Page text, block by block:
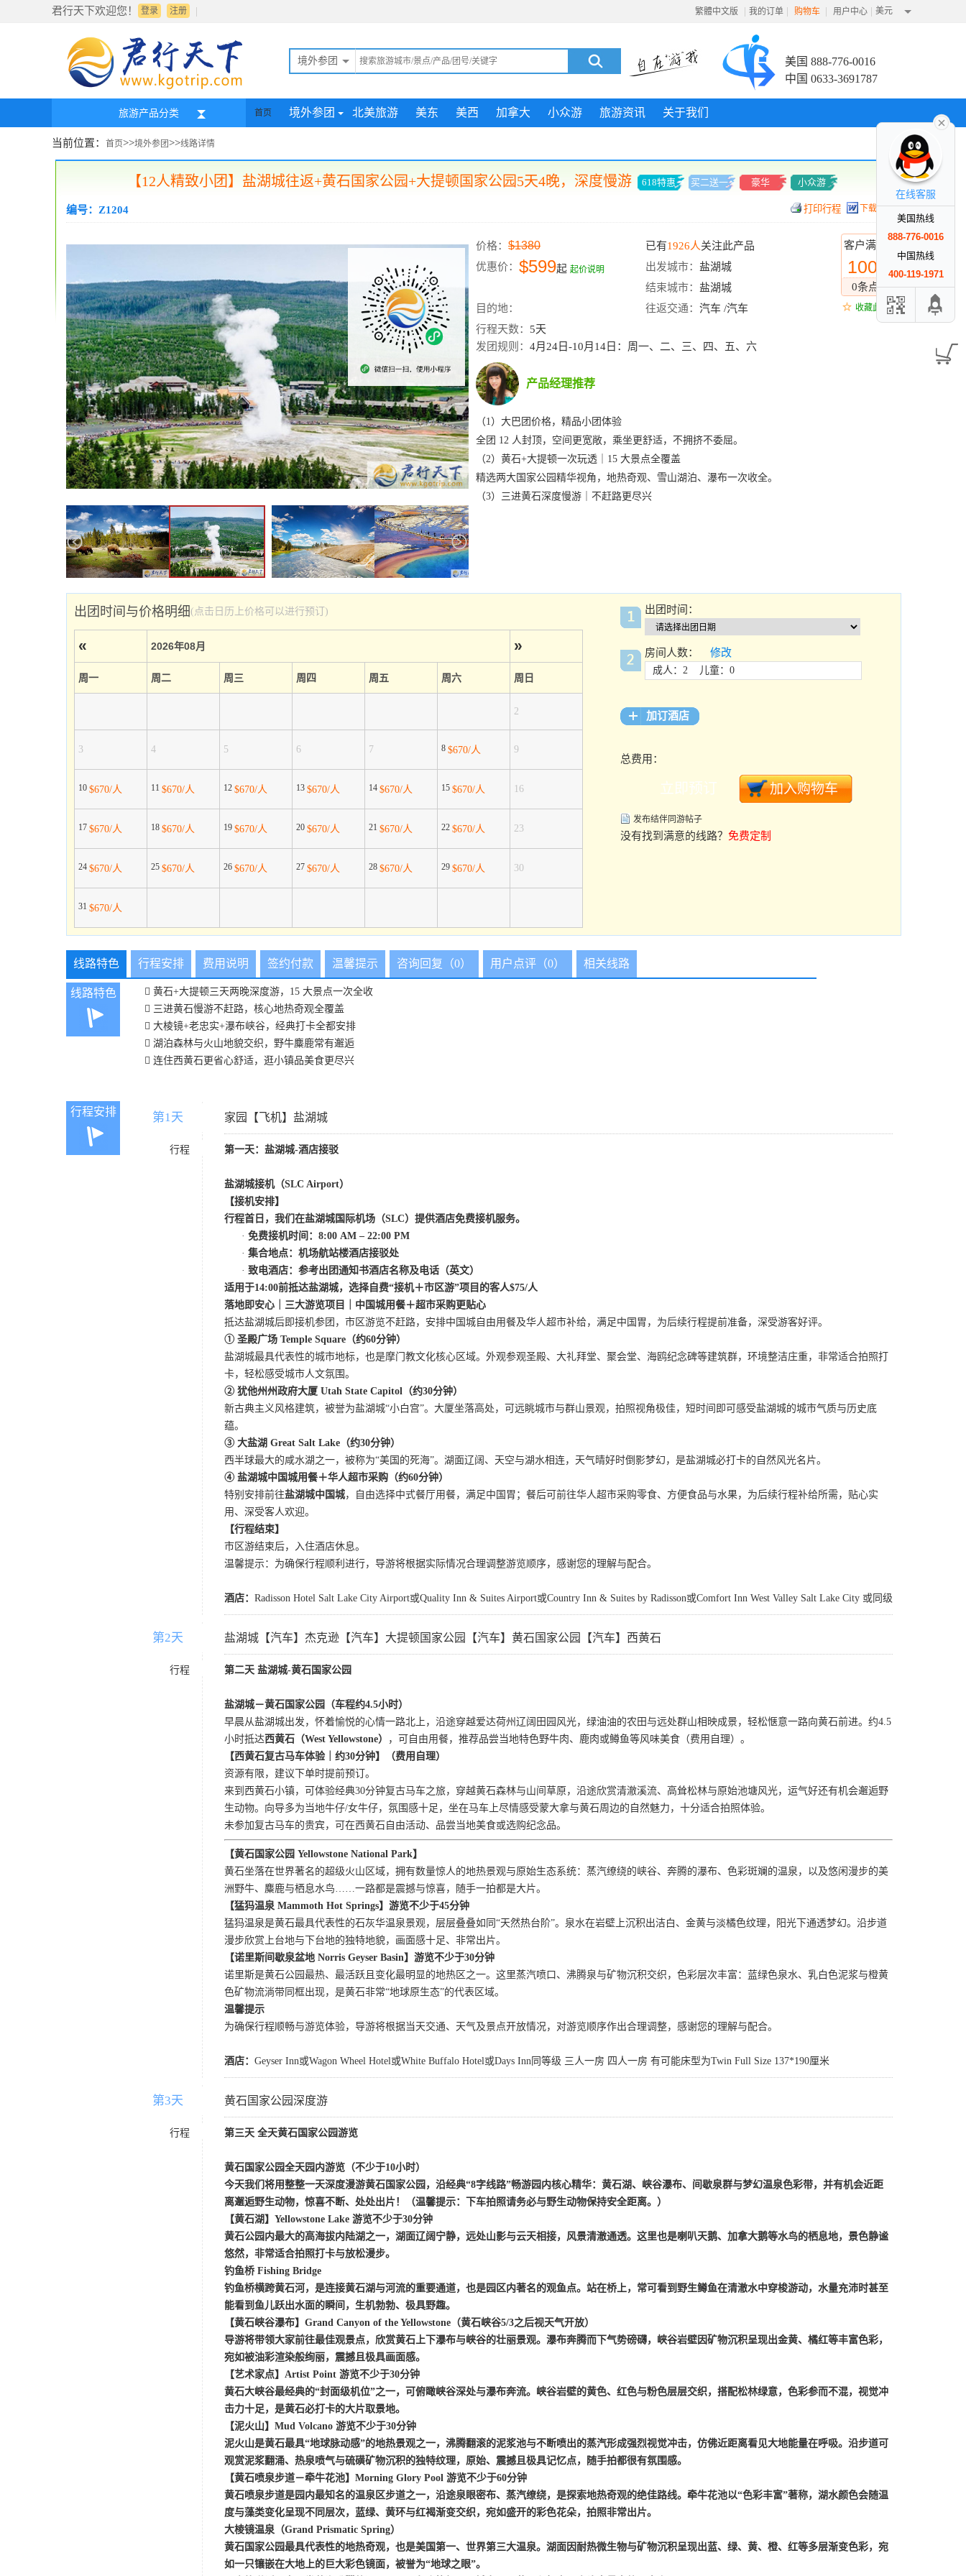
君行天下欢迎您！ 登录 |
注册 繁體中文版 | 我的订单 | 购物车 | 用户中心 | 美元
境外参团
美国 888-776-0016
中国 0633-3691787
旅游产品分类 首页 境外参团 北美旅游 美东 美西 加拿大 小众游 旅游资讯 关于我们
当前位置： 首页>>境外参团>>线路详情
【12人精致小团】盐湖城往返+黄石国家公园+大提顿国家公园5天4晚，深度慢游 618特惠 买二送一 豪华 小众游
编号：Z1204 下载行程
客户满意度
100%
0条点评
收藏此线路
价格： $1380 已有1926人关注此产品
优惠价： $599起 起价说明 出发城市： 盐湖城
结束城市： 盐湖城
目的地：
往返交通： 汽车 /汽车
行程天数： 5天
发团规则： 4月24日-10月14日：周一、二、三、四、五、六
产品经理推荐
（1）大巴团价格，精品小团体验
全团 12 人封顶，空间更宽敞，乘坐更舒适，不拥挤不委屈。
（2）黄石+大提顿一次玩透｜15 大景点全覆盖
精选两大国家公园精华视角，地热奇观、雪山湖泊、瀑布一次收全。
（3）三进黄石深度慢游｜不赶路更尽兴
花大巴团的价格，享小团的舒适与深度——体验更值，性价比更高。
出团时间与价格明细(点击日历上价格可以进行预订)
« 2026年08月 »
周一 周二 周三 周四 周五 周六 周日
2
3 4 5 6 7 8 $670/人 9
10 $670/人 11 $670/人 12 $670/人 13 $670/人 14 $670/人 15 $670/人 16
17 $670/人 18 $670/人 19 $670/人 20 $670/人 21 $670/人 22 $670/人 23
24 $670/人 25 $670/人 26 $670/人 27 $670/人 28 $670/人 29 $670/人 30
31 $670/人
出团时间：
房间人数： 修改
成人：2 儿童：0
加订酒店
总费用：
发布结伴同游帖子
没有找到满意的线路？ 免费定制
线路特色 行程安排 费用说明 签约付款 温馨提示 咨询回复（0） 用户点评（0） 相关线路
线路特色
 黄石+大提顿三天两晚深度游，15 大景点一次全收
 三进黄石慢游不赶路，核心地热奇观全覆盖
 大棱镜+老忠实+瀑布峡谷，经典打卡全都安排
 湖泊森林与火山地貌交织，野牛麋鹿常有邂逅
 连住西黄石更省心舒适，逛小镇品美食更尽兴
行程安排 第1天 家园【飞机】盐湖城
行程 第一天：盐湖城-酒店接驳
盐湖城接机（SLC Airport）
【接机安排】
行程首日，我们在盐湖城国际机场（SLC）提供酒店免费接机服务。
· 免费接机时间： 8:00 AM – 22:00 PM
· 集合地点：机场航站楼酒店接驳处
· 致电酒店：参考出团通知书酒店名称及电话（英文）
适用于14:00前抵达盐湖城，选择自费“接机＋市区游”项目的客人$75/人
落地即安心｜ 三大游览项目 中 国城用餐＋超市采购更贴心
抵达盐湖城后即接机参团，市区游览不赶路，安排中国城自由用餐及华人超市补给，满足中国胃，为后续行程提前准备，深受游客好评。
① 圣殿广场 Temple Square（约60分钟）
盐湖城最具代表性的城市地标，也是摩门教文化核心区域。外观参观圣殿、大礼拜堂、聚会堂、海鸥纪念碑等建筑群，环境整洁庄重，非常适合拍照打
卡，轻松感受城市人文氛围。
② 犹他州州政府大厦 Utah State Capitol（约30分钟）
新古典主义风格建筑，被誉为盐湖城“小白宫”。大厦坐落高处，可远眺城市与群山景观，拍照视角极佳，短时间即可感受盐湖城的城市气质与历史底
蕴。
③ 大盐湖 Great Salt Lake（约30分钟）
西半球最大的咸水湖之一，被称为“美国的死海”。湖面辽阔、天空与湖水相连，天气晴好时倒影梦幻，是盐湖城必打卡的自然风光名片。
④ 盐湖城中国城用餐＋华人超市采购（约60分钟）
特别安排前往盐湖城中国城，自由选择中式餐厅用餐，满足中国胃；餐后可前往华人超市采购零食、方便食品与水果，为后续行程补给所需，贴心实
用、深受客人欢迎。
【行程结束】
市区游结束后，入住酒店休息。
温馨提示：为确保行程顺利进行，导游将根据实际情况合理调整游览顺序，感谢您的理解与配合。
酒店： Radisson Hotel Salt Lake City Airport或Quality Inn & Suites Airport或Country Inn & Suites by Radisson或Comfort Inn West Valley Salt Lake City 或同级
第2天 盐湖城【汽车】杰克逊【汽车】大提顿国家公园【汽车】黄石国家公园【汽车】西黄石
行程 第二天 盐湖城-黄石国家公园
盐湖城－黄石国家公园（车程约4.5小时）
早晨从盐湖城出发，怀着愉悦的心情一路北上，沿途穿越爱达荷州辽阔田园风光，绿油油的农田与远处群山相映成景，轻松惬意一路向黄石前进。约4.5
小时抵达西黄石（West Yellowstone）
，可自由用餐，推荐品尝当地特色野牛肉、鹿肉或鳟鱼等风味美食（费用自理）。
【西黄石复古马车体验｜约30分钟】（费用自理）
资源有限，建议下单时提前预订。
来到西黄石小镇，可体验经典30分钟复古马车之旅，穿越黄石森林与山间草原，沿途欣赏清澈溪流、高耸松林与原始池塘风光，运气好还有机会邂逅野
生动物。向导多为当地牛仔/女牛仔，氛围感十足，坐在马车上尽情感受蒙大拿与黄石周边的自然魅力，十分适合拍照体验。
未参加复古马车的贵宾，可在西黄石自由活动、品尝当地美食或选购纪念品。
【黄石国家公园 Yellowstone National Park】
黄石坐落在世界著名的超级火山区域，拥有数量惊人的地热景观与原始生态系统：蒸汽缭绕的峡谷、奔腾的瀑布、色彩斑斓的温泉，以及悠闲漫步的美
洲野牛、麋鹿与栖息水鸟……一路都是震撼与惊喜，随手一拍都是大片。
【猛犸温泉 Mammoth Hot Springs】游览不少于45分钟
猛犸温泉是黄石最具代表性的石灰华温泉景观，层层叠叠如同 “天然热台阶”。泉水在岩壁上沉积出洁白、金黄与淡橘色纹理，阳光下通透梦幻。沿步道
漫步欣赏上台地与下台地的独特地貌，画面感十足、非常出片。
【诺里斯间歇泉盆地 Norris Geyser Basin】游览不少于30分钟
诺里斯是黄石公园最热、最活跃且变化最明显的地热区之一。这里蒸汽喷口、沸腾泉与矿物沉积交织，色彩层次丰富：蓝绿色泉水、乳白色泥浆与橙黄
色矿物流淌带同框出现，是黄石非常“地球原生态”的代表区域。
温馨提示
为确保行程顺畅与游览体验，导游将根据当天交通、天气及景点开放情况，对游览顺序作出合理调整，感谢您的理解与配合。
酒店： Geyser Inn或Wagon Wheel Hotel或White Buffalo Hotel或Days Inn同等级 三人一房 四人一房 有可能床型为Twin Full Size 137*190厘米
第3天 黄石国家公园深度游
行程 第三天 全天黄石国家公园游览
黄石国家公园全天园内游览 （不少于10小时）
今天我们将用整整一天深度漫游黄石国家公园，沿经典“8字线路”畅游园内核心精华：黄石湖、峡谷瀑布、间歇泉群与梦幻温泉色彩带，并有机会近距
离邂逅野生动物，惊喜不断、处处出片！（温馨提示：下车拍照请务必与野生动物保持安全距离。）
【黄石湖】 Yellowstone Lake 游览不少于30分钟
黄石公园内最大的高海拔内陆湖之一，湖面辽阔宁静，远处山影与云天相接，风景清澈通透。这里也是喇叭天鹅、加拿大鹅等水鸟的栖息地，景色静谧
悠然，非常适合拍照打卡与放松漫步。
钓鱼桥 Fishing Bridge
钓鱼桥横跨黄石河，是连接黄石湖与河流的重要通道，也是园区内著名的观鱼点。站在桥上，常可看到野生鳟鱼在清澈水中穿梭游动，水量充沛时甚至
能看到鱼儿跃出水面的瞬间，生机勃勃、极具野趣。
【黄石峡谷瀑布】 Grand Canyon of the Yellowstone（黄石峡谷5/3之后视天气开放）
导游将带领大家前往最佳观景点，欣赏黄石上下瀑布与峡谷的壮丽景观。瀑布奔腾而下气势磅礴，峡谷岩壁因矿物沉积呈现出金黄、橘红等丰富色彩，
宛如被油彩渲染般绚丽，震撼且极具画面感。
【艺术家点】 Artist Point 游览不少于30分钟
黄石大峡谷最经典的“封面级机位”之一，可俯瞰峡谷深处与瀑布奔流。峡谷岩壁的黄色、红色与粉色层层交织，搭配松林绿意，色彩参而不混，视觉冲
击力十足，是黄石必打卡的大片取景地。
【泥火山】 Mud Volcano 游览不少于30分钟
泥火山是黄石最具“地球脉动感”的地热景观之一，沸腾翻滚的泥浆池与不断喷出的蒸汽形成强烈视觉冲击，仿佛近距离看见大地能量在呼吸。沿步道可
观赏泥浆翻涌、热泉喷气与硫磺矿物沉积的独特纹理，原始、震撼且极具记忆点，随手拍都很有氛围感。
【黄石喷泉步道－牵牛花池】 Morning Glory Pool 游览不少于60分钟
黄石喷泉步道是园内最知名的温泉区步道之一，沿途泉眼密布、蒸汽缭绕，是探索地热奇观的绝佳路线。牵牛花池以“色彩丰富”著称，湖水颜色会随温
度与藻类变化呈现不同层次，蓝绿、黄环与红褐渐变交织，宛如盛开的彩色花朵，拍照非常出片。
大棱镜温泉（Grand Prismatic Spring）
黄石国家公园最具代表性的地热奇观，也是美国第一、世界第三大温泉。湖面因耐热微生物与矿物沉积呈现出蓝、绿、黄、橙、红等多层渐变色彩，宛
如一只镶嵌在大地上的巨大彩色镜面，被誉为“地球之眼”。
在线客服
美国热线
888-776-0016
中国热线
400-119-1971